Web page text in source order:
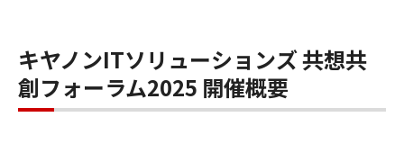
キヤノンITソリューションズ 共想共
創フォーラム2025 開催概要